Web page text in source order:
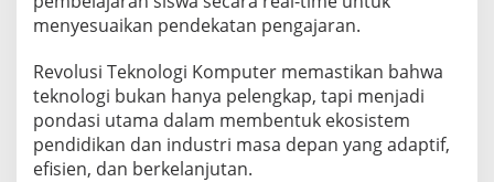
menyesuaikan pendekatan pengajaran.
Revolusi Teknologi Komputer memastikan bahwa
teknologi bukan hanya pelengkap, tapi menjadi
pondasi utama dalam membentuk ekosistem
pendidikan dan industri masa depan yang adaptif,
efisien, dan berkelanjutan.